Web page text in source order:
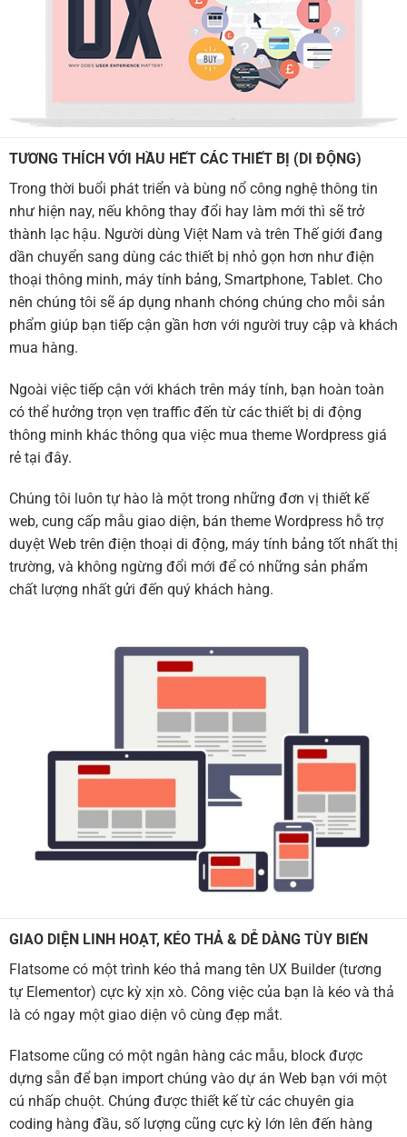
TƯƠNG THÍCH VỚI HẦU HẾT CÁC THIẾT BỊ (DI ĐỘNG)
Trong thời buổi phát triển và bùng nổ công nghệ thông tin
như hiện nay, nếu không thay đổi hay làm mới thì sẽ trở
thành lạc hậu. Người dùng Việt Nam và trên Thế giới đang
dần chuyển sang dùng các thiết bị nhỏ gọn hơn như điện
thoại thông minh, máy tính bảng, Smartphone, Tablet. Cho
nên chúng tôi sẽ áp dụng nhanh chóng chúng cho mỗi sản
phẩm giúp bạn tiếp cận gần hơn với người truy cập và khách
mua hàng.
Ngoài việc tiếp cận với khách trên máy tính, bạn hoàn toàn
có thể hưởng trọn vẹn traffic đến từ các thiết bị di động
thông minh khác thông qua việc mua theme Wordpress giá
rẻ tại đây.
Chúng tôi luôn tự hào là một trong những đơn vị thiết kế
web, cung cấp mẫu giao diện, bán theme Wordpress hỗ trợ
duyệt Web trên điện thoại di động, máy tính bảng tốt nhất thị
trường, và không ngừng đổi mới để có những sản phẩm
chất lượng nhất gửi đến quý khách hàng.
GIAO DIỆN LINH HOẠT, KÉO THẢ & DỄ DÀNG TÙY BIẾN
Flatsome có một trình kéo thả mang tên UX Builder (tương
tự Elementor) cực kỳ xịn xò. Công việc của bạn là kéo và thả
là có ngay một giao diện vô cùng đẹp mắt.
Flatsome cũng có một ngân hàng các mẫu, block được
dựng sẵn để bạn import chúng vào dự án Web bạn với một
cú nhấp chuột. Chúng được thiết kế từ các chuyên gia
coding hàng đầu, số lượng cũng cực kỳ lớn lên đến hàng